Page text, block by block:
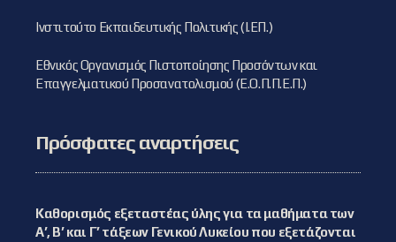
Ινστιτούτο Εκπαιδευτικής Πολιτικής (Ι.ΕΠ.)
Εθνικός Οργανισμός Πιστοποίησης Προσόντων και
Επαγγελματικού Προσανατολισμού (Ε.Ο.Π.Π.Ε.Π.)
Πρόσφατες αναρτήσεις
Καθορισμός εξεταστέας ύλης για τα μαθήματα των
Α’, Β’ και Γ’ τάξεων Γενικού Λυκείου που εξετάζονται